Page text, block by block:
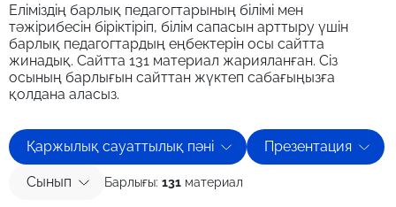
Еліміздің барлық педагогтарының білімі мен
тәжірибесін біріктіріп, білім сапасын арттыру үшін
барлық педагогтардың еңбектерін осы сайтта
жинадық. Сайтта 131 материал жарияланған. Сіз
осының барлығын сайттан жүктеп сабағыңызға
қолдана аласыз.
Қаржылық сауаттылық пәні Презентация
Сынып Барлығы: 131 материал